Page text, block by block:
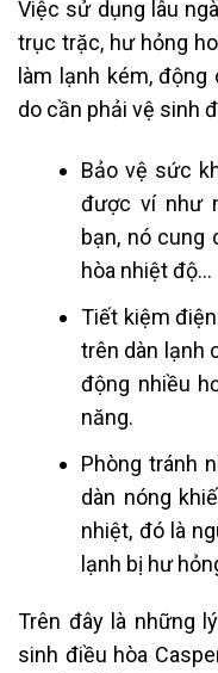
Việc sử dụng lâu
trục trặc, hư hỏng
làm lạnh kém,
do cần phải vệ sinh
Bảo vệ sức
được ví như
bạn, nó cung
hòa nhiệt độ…
Tiết kiệm
trên dàn lạnh
động nhiều
năng.
Phòng tránh
dàn nóng
nhiệt, đó là
lạnh bị hư
Trên đây là những
sinh điều hòa